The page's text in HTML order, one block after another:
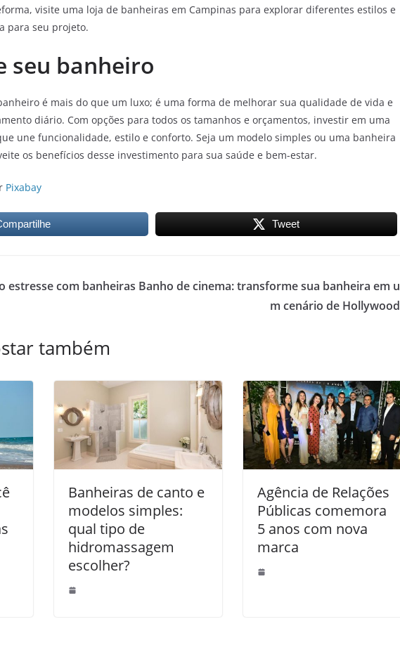
visite uma loja de banheiras em Campinas para explorar diferentes estilos e
para seu projeto.
seu banheiro
é mais do que um luxo; é uma forma de melhorar sua qualidade de vida e
diário. Com opções para todos os tamanhos e orçamentos, investir em uma
une funcionalidade, estilo e conforto. Seja um modelo simples ou uma banheira
os benefícios desse investimento para sua saúde e bem-estar.
Pixabay
Tweet
estresse com banheiras Banho de cinema: transforme sua banheira em u
m cenário de Hollywood
também
Banheiras de canto e
modelos simples:
qual tipo de
hidromassagem
escolher?
Agência de Relações
Públicas comemora
5 anos com nova
marca